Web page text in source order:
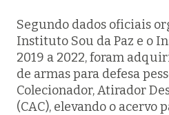
Segundo dados oficiais
Instituto Sou da Paz e o
2019 a 2022, foram
de armas para defesa
Colecionador, Atirador
(CAC), elevando o acervo